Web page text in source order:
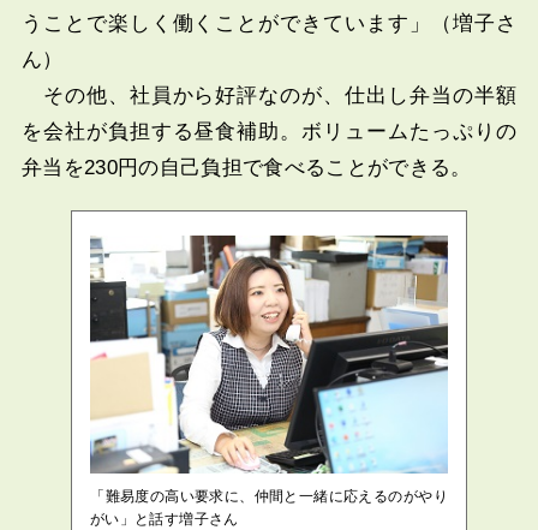
うことで楽しく働くことができています」（増子さ
ん）
その他、社員から好評なのが、仕出し弁当の半額
を会社が負担する昼食補助。ボリュームたっぷりの
弁当を230円の自己負担で食べることができる。
「難易度の高い要求に、仲間と一緒に応えるのがやり
がい」と話す増子さん